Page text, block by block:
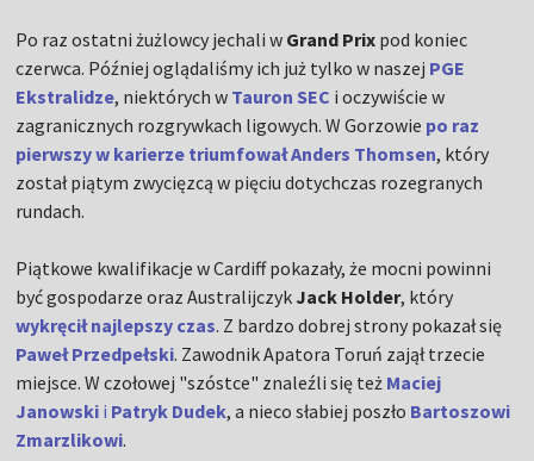
Po raz ostatni żużlowcy jechali w Grand Prix pod koniec
czerwca. Później oglądaliśmy ich już tylko w naszej PGE
Ekstralidze, niektórych w Tauron SEC i oczywiście w
zagranicznych rozgrywkach ligowych. W Gorzowie po raz
pierwszy w karierze triumfował Anders Thomsen, który
został piątym zwycięzcą w pięciu dotychczas rozegranych
rundach.
Piątkowe kwalifikacje w Cardiff pokazały, że mocni powinni
być gospodarze oraz Australijczyk Jack Holder, który
wykręcił najlepszy czas. Z bardzo dobrej strony pokazał się
Paweł Przedpełski. Zawodnik Apatora Toruń zajął trzecie
miejsce. W czołowej "szóstce" znaleźli się też Maciej
Janowski i Patryk Dudek, a nieco słabiej poszło Bartoszowi
Zmarzlikowi.